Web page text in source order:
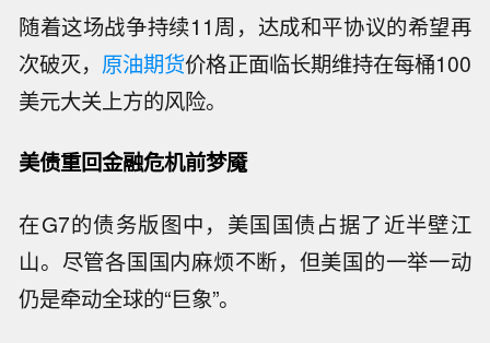
随着这场战争持续11周，达成和平协议的希望再
次破灭， 原油期货价格正面临长期维持在每桶100
美元大关上方的风险。
美债重回金融危机前梦魇
在G7的债务版图中，美国国债占据了近半壁江
山。尽管各国国内麻烦不断，但美国的一举一动
仍是牵动全球的“巨象”。